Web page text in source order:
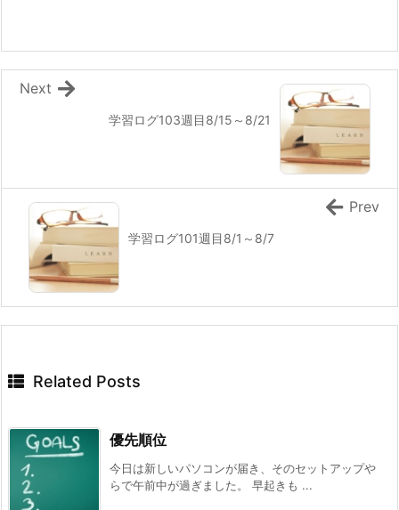
学習ログ103週目8/15～8/21
Next
学習ログ101週目8/1～8/7
Prev
Related Posts
優先順位
今日は新しいパソコンが届き、そのセットアップや
らで午前中が過ぎました。 早起きも ...